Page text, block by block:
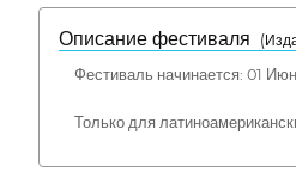
Описание фестиваля
(
Фестиваль начинается: 01
Только для